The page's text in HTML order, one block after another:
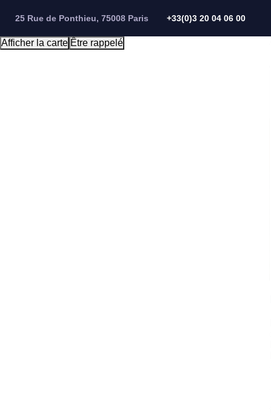
25 Rue de Ponthieu, 75008 Paris +33(0)3 20 04 06 00
Afficher la carte Être rappelé